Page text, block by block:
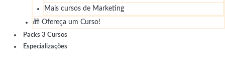
Mais cursos de Marketing
🎁 Ofereça um Curso!
Packs 3 Cursos
Especializações